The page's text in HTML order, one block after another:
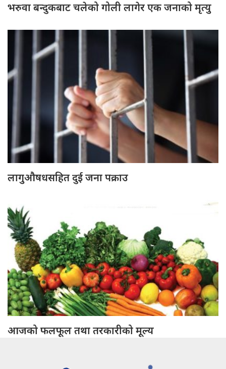
भरुवा बन्दुकबाट चलेको गोली लागेर एक जनाको मृत्यु
लागुऔषधसहित दुई जना पक्राउ
आजको फलफूल तथा तरकारीको मूल्य